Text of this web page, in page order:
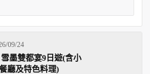
09/24
墨雙都宴9日遊(含小
廳及特色料理)